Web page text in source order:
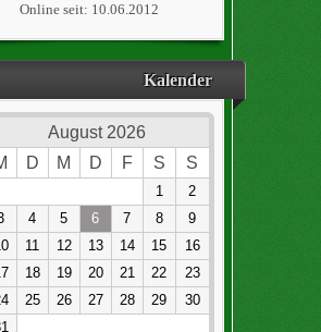
seit: 10.06.2012
Kalender
August 2026
D M D F S S
1
2
4 5 6 7 8
9
11 12 13 14 15
16
18 19 20 21 22
23
25 26 27 28 29
30